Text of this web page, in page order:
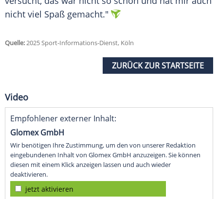
nicht viel Spaß gemacht."
Quelle:2025 Sport-Informations-Dienst, Köln
ZURÜCK ZUR STARTSEITE
Video
Empfohlener externer Inhalt:
Glomex GmbH
Wir benötigen Ihre Zustimmung, um den von unserer Redaktion
eingebundenen Inhalt von Glomex GmbH anzuzeigen. Sie können
diesen mit einem Klick anzeigen lassen und auch wieder
deaktivieren.
jetzt aktivieren